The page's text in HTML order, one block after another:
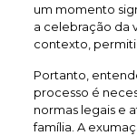
um momento
a celebração da
contexto,
Portanto,
processo é
normas legais e
família. A